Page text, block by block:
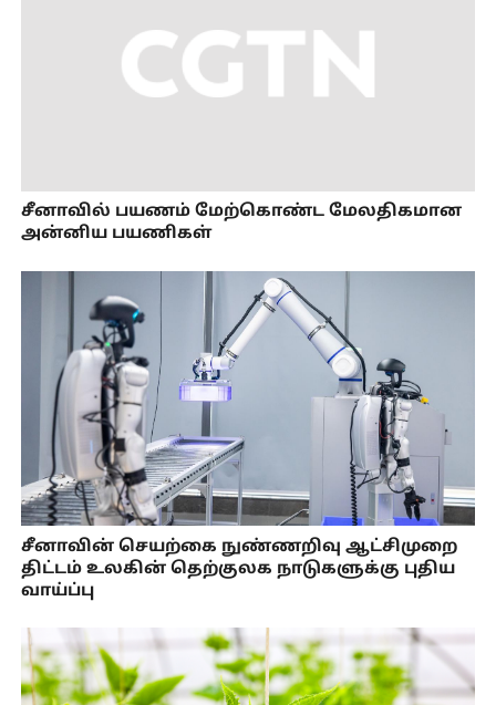
சீனாவில் பயணம் மேற்கொண்ட மேலதிகமான
அன்னிய பயணிகள்
சீனாவின் செயற்கை நுண்ணறிவு ஆட்சிமுறை
திட்டம் உலகின் தெற்குலக நாடுகளுக்கு புதிய
வாய்ப்பு